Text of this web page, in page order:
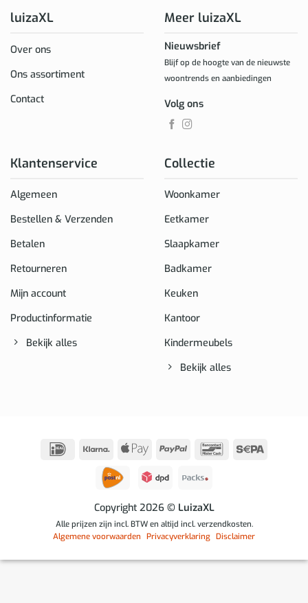
luizaXL
Over ons
Ons assortiment
Contact
Klantenservice
Algemeen
Bestellen & Verzenden
Betalen
Retourneren
Mijn account
Productinformatie
Bekijk alles
Collectie
Woonkamer
Eetkamer
Slaapkamer
Badkamer
Keuken
Kantoor
Kindermeubels
Bekijk alles
Meer luizaXL
Nieuwsbrief
Blijf op de hoogte van de nieuwste
woontrends en aanbiedingen
Volg ons
IDeal Klarna
Apple
PayPal BancontactSepa
Copyright 2026 © LuizaXL
Alle prijzen zijn incl. BTW en altijd incl. verzendkosten.
Algemene voorwaarden Privacyverklaring Disclaimer